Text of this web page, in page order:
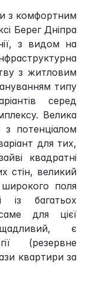
з комфортним
Берег Дніпра
з видом на
з житловим
типу
серед
Велика
потенціалом
для тих,
квадратні
стін, великий
поля
із багатьох
для цієї
є
(резервне
квартири за